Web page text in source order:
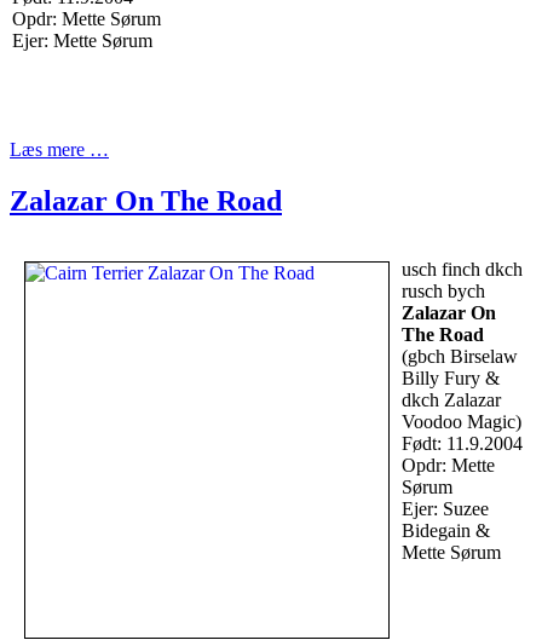
Opdr: Mette Sørum
Ejer: Mette Sørum
Læs mere …
Zalazar On The Road
usch finch dkch
rusch bych
Zalazar On
The Road
(gbch Birselaw
Billy Fury &
dkch Zalazar
Voodoo Magic)
Født: 11.9.2004
Opdr: Mette
Sørum
Ejer: Suzee
Bidegain &
Mette Sørum